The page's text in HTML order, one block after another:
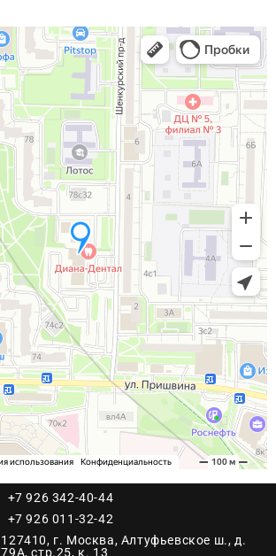
+7 926 342-40-44
+7 926 011-32-42
127410, г. Москва, Алтуфьевское ш., д.
79А, стр.25, к. 13​